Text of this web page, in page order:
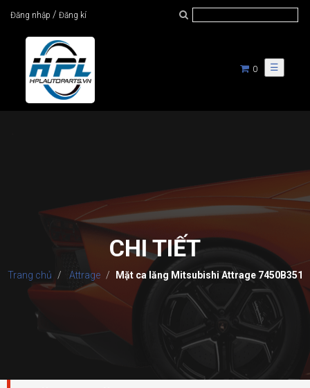
Đăng nhập / Đăng kí
☰
0
CHI TIẾT
Trang chủ Attrage Mặt ca lăng Mitsubishi Attrage 7450B351